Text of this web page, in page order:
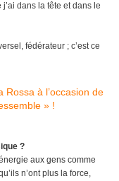
dans la tête et dans le
fédérateur ; c’est ce
?
aux gens comme
n’ont plus la force,